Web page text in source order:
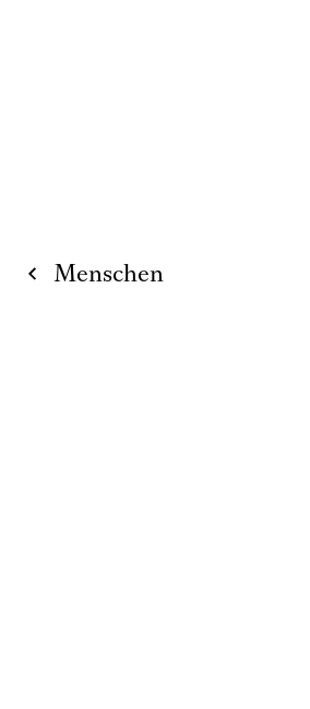
Menschen